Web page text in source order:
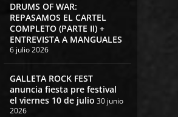
DRUMS OF WAR:
REPASAMOS EL CARTEL
COMPLETO (PARTE II) +
ENTREVISTA A MANGUALES
6 julio 2026
GALLETA ROCK FEST
anuncia fiesta pre festival
el viernes 10 de julio 30 junio
2026